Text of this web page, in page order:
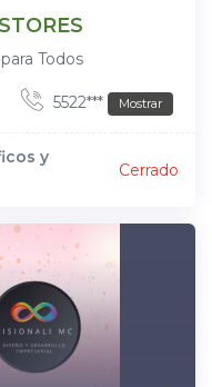
Todos
5522*** Mostrar
y
Cerrado